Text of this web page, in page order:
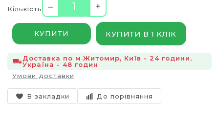
Кількість – +
КУПИТИ КУПИТИ В 1 КЛІК
Доставка по м.Житомир, Київ - 24 години,
Україна - 48 годин
Умови доставки
В закладки До порівняння